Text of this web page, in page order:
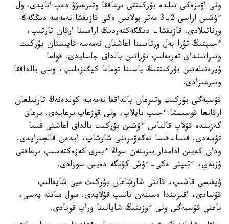
ونى اۋىزەكى تىلدە بۇركىتتى ىرعاققا وتىرعىزۋ دەپ اتايدى. ول
ءۇشىن اراسى 2-3 مەتر بولاتىن ەكى قازىقشا نەمەسە دىڭگەك
ورناتىلادى. قازىقشا- دىڭگەكتەردىڭ اراسىنا ارقان تارتىپ،
ءجىپتىڭ تۋرا بەل ورتاسىنا اعاشتان نەمەسە قايىستان بۇركىت
وتىراتىنداي تەربەلىپ تۇراتىن بالداق جاسايدى. قولعا
ۇيرەتىلەتىن بۇركىتتىڭ باسىنا توماعا كيگىزىلىپ، وسى بالداققا
وتىرعىزادى.
قۇسبەگى بۇركىت وتىرعان بالداققا نەمەسە كولدەنەڭ تارتىلعان
ارقانعا قوسىمشا ءجىپ بايلاپ، ونى قوزعاپ ىرعايدى. ىرعاق
كەزىندە قۇلاپ قالماس ءۇشىن بۇركىت بالداق اعاشتى قىسا
تۇسەدى. قىسا-قىسا تەگەۋىرىنى شارشاپ، ابدەن قالجىرايدى.
ودان كەيىن ادامدار بىرىنەن سوڭ ءبىرى كەزەكتەسىپ ىرعاقتى
ۇزبەي، ءتىپتى ەكى-ءۇش كۇنگە دەيىن سوزادى.
ۇيقىسى قاشىپ، قاتتى شارشاعان بۇركىت ميى شايقالىپ
قۇسادى، اقىرىندا ەسىنەن تانىپ قۇلايدى. سول ساتتە يەسى،
ياعني قۇسبەگى ونى ءوزىنىڭ شاپانىنا وراپ قويادى.